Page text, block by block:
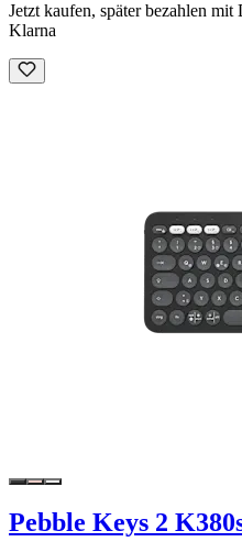
Jetzt kaufen, später bezahlen
Klarna
Pebble Keys 2